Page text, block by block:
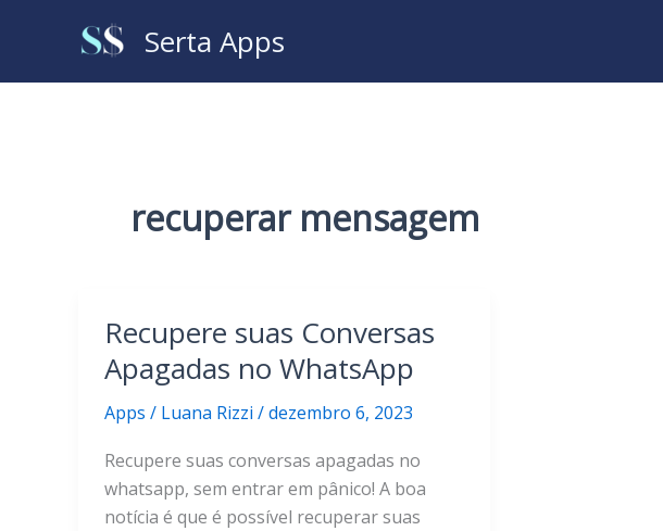
Serta Apps
recuperar mensagem
Recupere suas Conversas
Apagadas no WhatsApp
Apps / Luana Rizzi /dezembro 6, 2023
Recupere suas conversas apagadas no
whatsapp, sem entrar em pânico! A boa
notícia é que é possível recuperar suas